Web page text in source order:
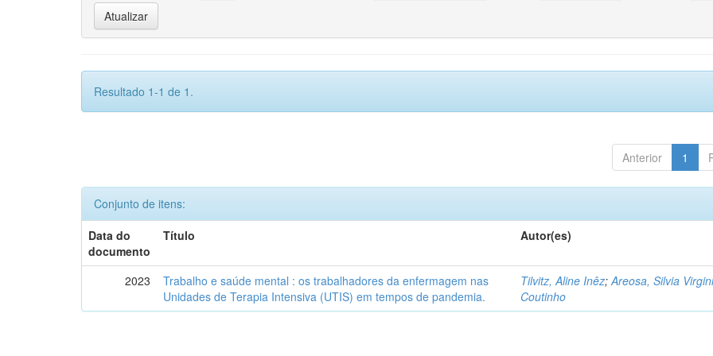
Resultado 1-1 de 1.
Anterior 1
Conjunto de itens:
Data do
documento
Título Autor(es)
2023
Trabalho e saúde mental : os trabalhadores da enfermagem nas
Unidades de Terapia Intensiva (UTIS) em tempos de pandemia.
Tilvitz, Aline Inêz;Areosa, Silvia
Coutinho